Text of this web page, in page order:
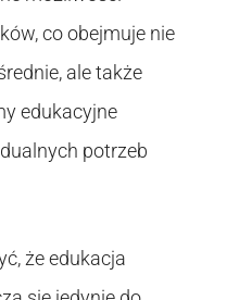
co obejmuje nie
ale także
edukacyjne
potrzeb
że edukacja